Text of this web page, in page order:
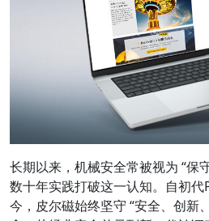
长期以来，机械安全常被视为 “保
数十年实践打破这一认知。自初
今，皮尔磁始终坚守 “安全、创新